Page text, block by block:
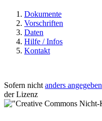
Dokumente
Vorschriften
Daten
Hilfe / Infos
Kontakt
Sofern nicht anders angegeben
der Lizenz